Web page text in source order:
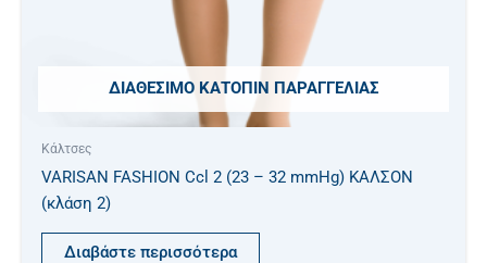
ΔΙΑΘΈΣΙΜΟ ΚΑΤΌΠΙΝ ΠΑΡΑΓΓΕΛΊΑΣ
Κάλτσες
VARISAN FASHION Ccl 2 (23 – 32 mmHg) ΚΑΛΣΟΝ
(κλάση 2)
Διαβάστε περισσότερα